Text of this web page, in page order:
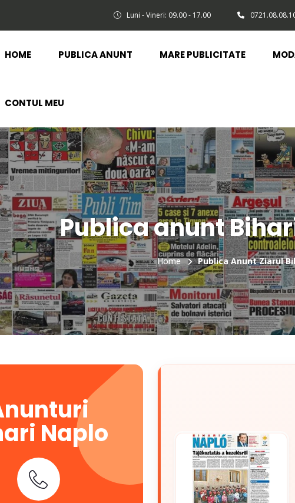
Luni - Vineri: 09.00 - 17.00
HOME PUBLICA ANUNT MARE PUBLICITATE
CONTUL MEU
Publica anunt
Home Publica Anunt Ziarul
Naplo